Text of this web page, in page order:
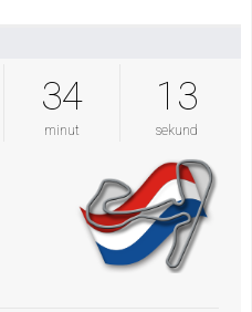
34
minut
12
sekund